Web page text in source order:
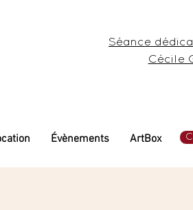
Séance
Cécile
Évènements ArtBox